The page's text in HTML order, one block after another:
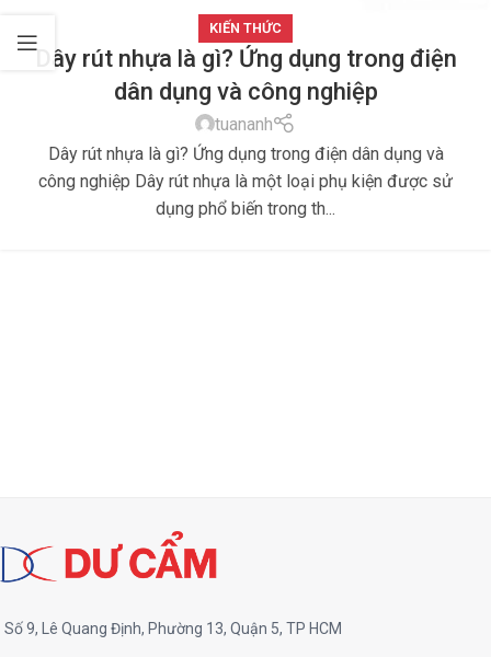
KIẾN THỨC
Dây rút nhựa là gì? Ứng dụng trong điện
dân dụng và công nghiệp
tuananh
Dây rút nhựa là gì? Ứng dụng trong điện dân dụng và
công nghiệp Dây rút nhựa là một loại phụ kiện được sử
dụng phổ biến trong th...
Số 9, Lê Quang Định, Phường 13, Quận 5, TP HCM